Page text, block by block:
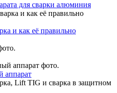
для сварки алюминия
и как её правильно
аппарат